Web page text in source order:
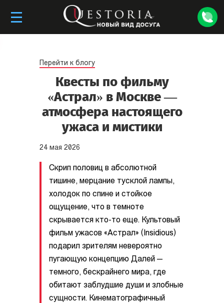
Перейти к блогу
Квесты по фильму
«Астрал» в Москве —
атмосфера настоящего
ужаса и мистики
24 мая 2026
Скрип половиц в абсолютной
тишине, мерцание тусклой лампы,
холодок по спине и стойкое
ощущение, что в темноте
скрывается кто-то еще. Культовый
фильм ужасов «Астрал» (Insidious)
подарил зрителям невероятно
пугающую концепцию Далей —
темного, бескрайнего мира, где
обитают заблудшие души и злобные
сущности. Кинематографичный